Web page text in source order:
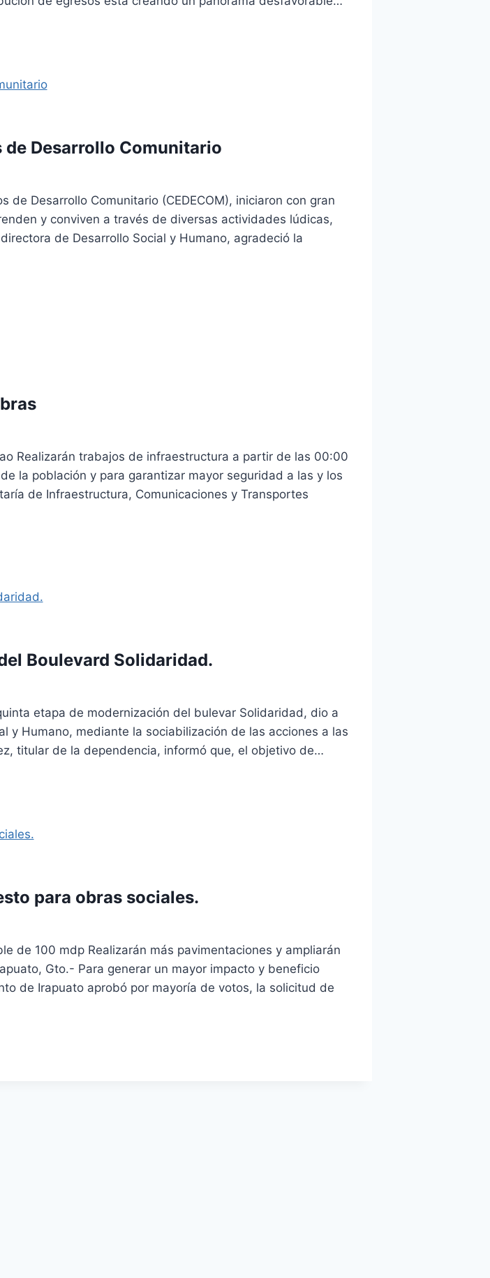
Desarrollo Comunitario
Desarrollo Comunitario (CEDECOM), iniciaron con gran
y conviven a través de diversas actividades lúdicas,
de Desarrollo Social y Humano, agradeció la
Realizarán trabajos de infraestructura a partir de las 00:00
la población y para garantizar mayor seguridad a las y los
de Infraestructura, Comunicaciones y Transportes
Boulevard Solidaridad.
etapa de modernización del bulevar Solidaridad, dio a
y Humano, mediante la sociabilización de las acciones a las
titular de la dependencia, informó que, el objetivo de…
para obras sociales.
de 100 mdp Realizarán más pavimentaciones y ampliarán
Gto.- Para generar un mayor impacto y beneficio
de Irapuato aprobó por mayoría de votos, la solicitud de